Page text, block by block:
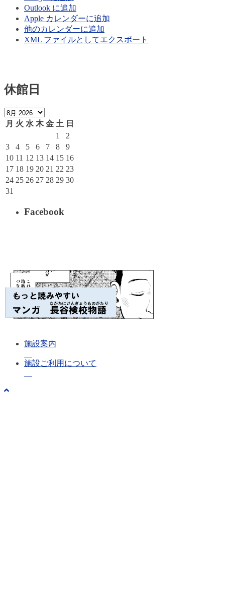
Outlook に追加
Apple カレンダーに追加
他のカレンダーに追加
XML ファイルとしてエクスポート
休館日
月 火 水 木 金 土 日
1
2
3
4 5 6 7 8
9
10 11 12 13 14 15 16
17 18 19 20 21 22 23
24 25 26 27 28 29 30
31
Facebook
施設案内
施設ご利用について